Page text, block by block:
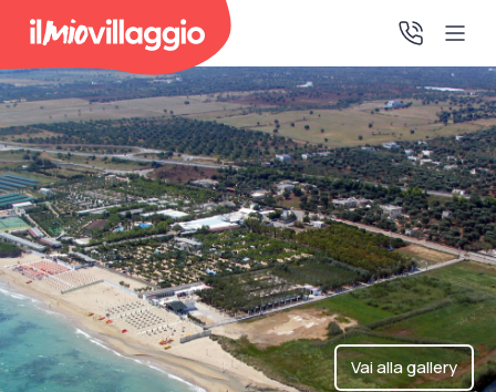
Home
Promo Speciali
Destinazioni
IMV Club
Vai alla gallery